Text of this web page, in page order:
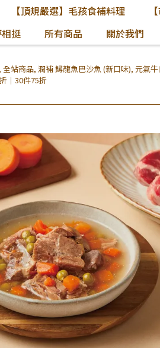
【頂規嚴選】毛孩食補料理
挺 所有商品 關於我們
, 全站商品, 潤補 鱘龍魚巴沙魚 (新口味), 元氣
｜30件75折